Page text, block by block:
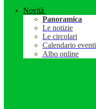
Novità
Panoramica
Le notizie
Le circolari
Calendario eventi
Albo online